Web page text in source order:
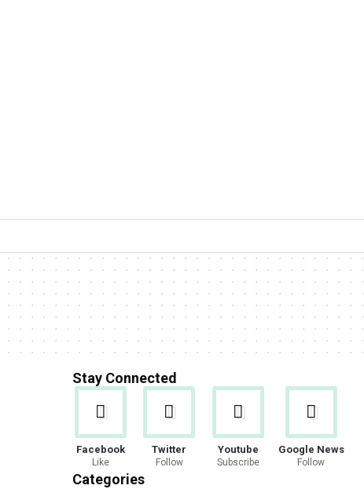
Stay Connected
Facebook
Like
Twitter
Follow
Youtube
Subscribe
Google News
Follow
Categories